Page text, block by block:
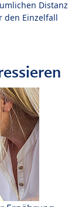
Distanz
den Einzelfall